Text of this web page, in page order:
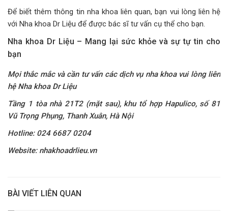
Để biết thêm thông tin nha khoa liên quan, bạn vui lòng liên hệ
với Nha khoa Dr Liệu để được bác sĩ tư vấn cụ thể cho bạn.
Nha khoa Dr Liệu – Mang lại sức khỏe và sự tự tin cho
bạn
Mọi thắc mắc và cần tư vấn các dịch vụ nha khoa vui lòng liên
hệ Nha khoa Dr Liệu
Tầng 1 tòa nhà 21T2 (mặt sau), khu tổ hợp Hapulico, số 81
Vũ Trọng Phụng, Thanh Xuân, Hà Nội
Hotline: 024 6687 0204
Website: nhakhoadrlieu.vn
BÀI VIẾT LIÊN QUAN